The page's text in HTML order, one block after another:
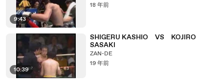
9:43
18 年前
10:39
SHIGERU KASHIO VS KOJIRO
SASAKI
ZAN-DE
19 年前